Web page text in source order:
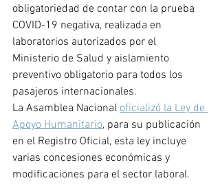
obligatoriedad de contar con la prueba
COVID-19 negativa, realizada en
laboratorios autorizados por el
Ministerio de Salud y aislamiento
preventivo obligatorio para todos los
pasajeros internacionales.
La Asamblea Nacional oficializó la Ley de
Apoyo Humanitario, para su publicación
en el Registro Oficial, esta ley incluye
varias concesiones económicas y
modificaciones para el sector laboral.